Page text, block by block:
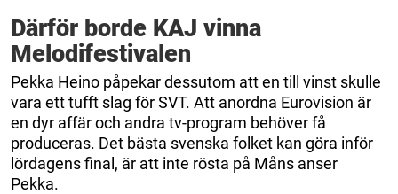
Därför borde KAJ vinna
Melodifestivalen
Pekka Heino påpekar dessutom att en till vinst skulle
vara ett tufft slag för SVT. Att anordna Eurovision är
en dyr affär och andra tv-program behöver få
produceras. Det bästa svenska folket kan göra inför
lördagens final, är att inte rösta på Måns anser
Pekka.